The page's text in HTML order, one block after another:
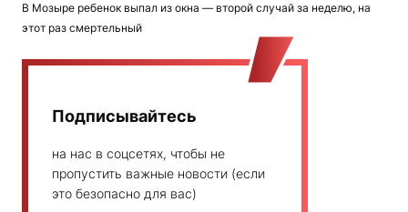
В Мозыре ребенок выпал из окна — второй случай за неделю, на
этот раз смертельный
Подписывайтесь
на нас в соцсетях, чтобы не
пропустить важные новости (если
это безопасно для вас)